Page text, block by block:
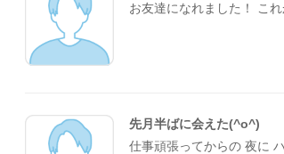
お友達になれました！ こ
先月半ばに会えた(^o^)
仕事頑張ってからの 夜に